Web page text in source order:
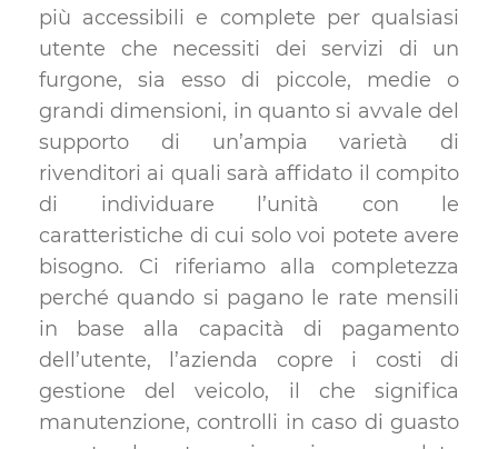
più accessibili e complete per qualsiasi
utente che necessiti dei servizi di un
furgone, sia esso di piccole, medie o
grandi dimensioni, in quanto si avvale del
supporto di un’ampia varietà di
rivenditori ai quali sarà affidato il compito
di individuare l’unità con le
caratteristiche di cui solo voi potete avere
bisogno. Ci riferiamo alla completezza
perché quando si pagano le rate mensili
in base alla capacità di pagamento
dell’utente, l’azienda copre i costi di
gestione del veicolo, il che significa
manutenzione, controlli in caso di guasto